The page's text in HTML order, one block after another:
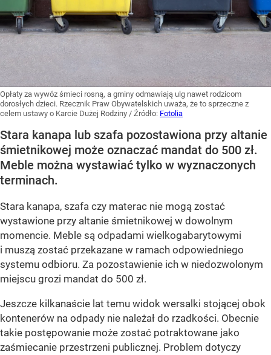
Opłaty za wywóz śmieci rosną, a gminy odmawiają ulg nawet rodzicom
dorosłych dzieci. Rzecznik Praw Obywatelskich uważa, że to sprzeczne z
celem ustawy o Karcie Dużej Rodziny / Źródło: Fotolia
Stara kanapa lub szafa pozostawiona przy altanie
śmietnikowej może oznaczać mandat do 500 zł.
Meble można wystawiać tylko w wyznaczonych
terminach.
Stara kanapa, szafa czy materac nie mogą zostać
wystawione przy altanie śmietnikowej w dowolnym
momencie. Meble są odpadami wielkogabarytowymi
i muszą zostać przekazane w ramach odpowiedniego
systemu odbioru. Za pozostawienie ich w niedozwolonym
miejscu grozi mandat do 500 zł.
Jeszcze kilkanaście lat temu widok wersalki stojącej obok
kontenerów na odpady nie należał do rzadkości. Obecnie
takie postępowanie może zostać potraktowane jako
zaśmiecanie przestrzeni publicznej. Problem dotyczy